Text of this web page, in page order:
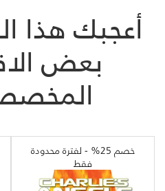
أعجبك هذا
بعض
خصم 25% - لفترة محدودة
فقط